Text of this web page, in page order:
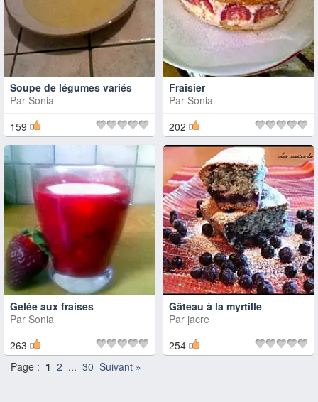
Soupe de légumes variés
Par Sonia
159
Fraisier
Par Sonia
202
Gelée aux fraises
Par Sonia
263
Gâteau à la myrtille
Par jacre
254
Page : 1 2 ... 30 Suivant »